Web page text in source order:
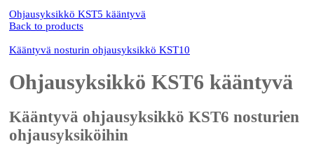
Ohjausyksikkö KST5 kääntyvä
Back to products
Kääntyvä nosturin ohjausyksikkö KST10
Ohjausyksikkö KST6 kääntyvä
Kääntyvä ohjausyksikkö KST6 nosturien
ohjausyksiköihin